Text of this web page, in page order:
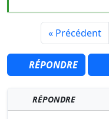
« Précédent
RÉPONDRE
RÉPONDRE